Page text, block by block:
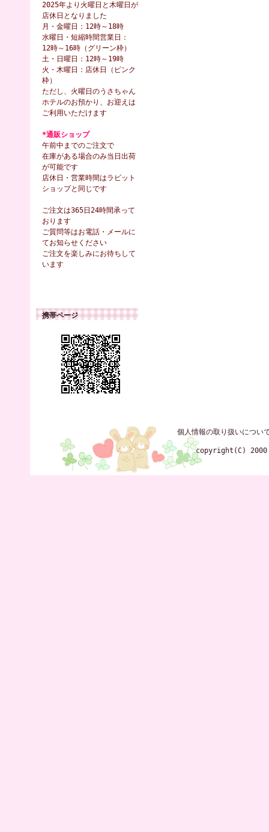
2025年より火曜日と木曜日が
店休日となりました
月・金曜日：12時～18時
水曜日・短縮時間営業日：
12時～16時（グリーン枠）
土・日曜日：12時～19時
火・木曜日：店休日（ピンク
枠）
ただし、火曜日のうさちゃん
ホテルのお預かり、お迎えは
ご利用いただけます
*通販ショップ
午前中までのご注文で
在庫がある場合のみ当日出荷
が可能です
店休日・営業時間はラビット
ショップと同じです
ご注文は365日24時間承って
おります
ご質問等はお電話・メールに
てお知らせください
ご注文を楽しみにお待ちして
います
携帯ページ
個人情報の取り扱いについ
copyright(C) 2000